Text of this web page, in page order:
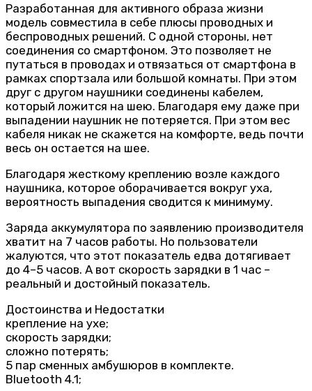
Разработанная для активного образа жизни
модель совместила в себе плюсы проводных и
беспроводных решений. С одной стороны, нет
соединения со смартфоном. Это позволяет не
путаться в проводах и отвязаться от смартфона в
рамках спортзала или большой комнаты. При этом
друг с другом наушники соединены кабелем,
который ложится на шею. Благодаря ему даже при
выпадении наушник не потеряется. При этом вес
кабеля никак не скажется на комфорте, ведь почти
весь он остается на шее.
Благодаря жесткому креплению возле каждого
наушника, которое оборачивается вокруг уха,
вероятность выпадения сводится к минимуму.
Заряда аккумулятора по заявлению производителя
хватит на 7 часов работы. Но пользователи
жалуются, что этот показатель едва дотягивает
до 4–5 часов. А вот скорость зарядки в 1 час –
реальный и достойный показатель.
Достоинства и Недостатки
крепление на ухе;
скорость зарядки;
сложно потерять;
5 пар сменных амбушюров в комплекте.
Bluetooth 4.1;